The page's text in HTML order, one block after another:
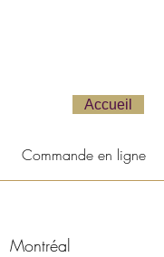
Accueil
Commande en ligne
Montréal